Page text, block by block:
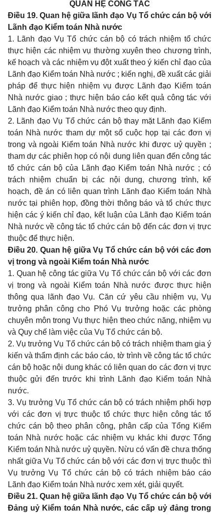
QUAN HỆ CÔNG TÁC
Điều 19. Quan hệ giữa lãnh đạo Vụ Tổ chức cán bộ với
Lãnh đạo Kiểm toán Nhà nước
1. Lãnh đạo Vụ Tổ chức cán bộ có trách nhiệm tổ chức
thực hiện các nhiệm vụ thường xuyên theo chương trình,
kế hoạch và các nhiệm vụ đột xuất theo ý kiến chỉ đạo của
Lãnh đạo Kiểm toán Nhà nước ; kiến nghị, đề xuất các giải
pháp để thực hiện nhiệm vụ được Lãnh đạo Kiểm toán
Nhà nước giao ; thực hiện báo cáo kết quả công tác với
Lãnh đạo Kiểm toán Nhà nước theo quy định.
2. Lãnh đạo Vụ Tổ chức cán bộ thay mặt Lãnh đạo Kiểm
toán Nhà nước tham dự một số cuộc họp tại các đơn vị
trong và ngoài Kiểm toán Nhà nước khi được uỷ quyền ;
tham dự các phiên họp có nội dung liên quan đến công tác
tổ chức cán bộ của Lãnh đạo Kiểm toán Nhà nước ; có
trách nhiệm chuẩn bị các nội dung, chương trình, kế
hoạch, đề án có liên quan trình Lãnh đạo Kiểm toán Nhà
nước tại phiên họp, đồng thời thông báo và tổ chức thực
hiện các ý kiến chỉ đạo, kết luận của Lãnh đạo Kiểm toán
Nhà nước về công tác tổ chức cán bộ đến các đơn vị trực
thuộc để thực hiện.
Điều 20. Quan hệ giữa Vụ Tổ chức cán bộ với các đơn
vị trong và ngoài Kiểm toán Nhà nước
1. Quan hệ công tác giữa Vụ Tổ chức cán bộ với các đơn
vị trong và ngoài Kiểm toán Nhà nước được thực hiện
thông qua lãnh đạo Vụ. Căn cứ yêu cầu nhiệm vụ, Vụ
trưởng phân công cho Phó Vụ trưởng hoặc các phòng
chuyên môn trong Vụ thực hiện theo chức năng, nhiệm vụ
và Quy chế làm việc của Vụ Tổ chức cán bộ.
2. Vụ trưởng Vụ Tổ chức cán bộ có trách nhiệm tham gia ý
kiến và thẩm định các báo cáo, tờ trình về công tác tổ chức
cán bộ hoặc nội dung khác có liên quan do các đơn vị trực
thuộc gửi đến trước khi trình Lãnh đạo Kiểm toán Nhà
nước.
3. Vụ trưởng Vụ Tổ chức cán bộ có trách nhiệm phối hợp
với các đơn vị trực thuộc tổ chức thực hiện công tác tổ
chức cán bộ theo phân công, phân cấp của Tổng Kiểm
toán Nhà nước hoặc các nhiệm vụ khác khi được Tổng
Kiểm toán Nhà nước uỷ quyền. Nừu có vấn đề chưa thống
nhất giữa Vụ Tổ chức cán bộ với các đơn vị trực thuộc thì
Vụ trưởng Vụ Tổ chức cán bộ có trách nhiệm báo cáo
Lãnh đạo Kiểm toán Nhà nước xem xét, giải quyết.
Điều 21. Quan hệ giữa lãnh đạo Vụ Tổ chức cán bộ với
Đảng uỷ Kiểm toán Nhà nước, các cấp uỷ đảng trong